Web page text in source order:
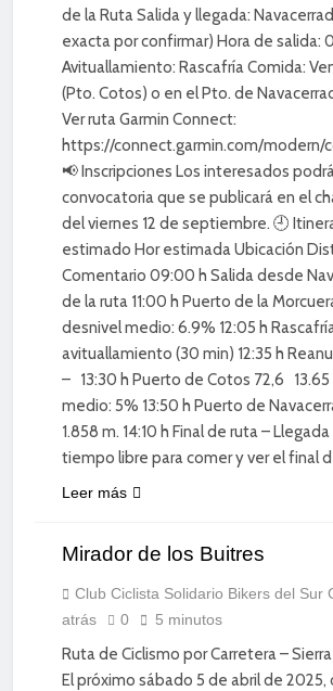
de la Ruta Salida y llegada:
exacta por confirmar) Hora de salida:
Avituallamiento: Rascafría Comida:
(Pto. Cotos) o en el Pto. de
Ver ruta Garmin Connect:
https://connect.garmin.com/modern/
📢 Inscripciones Los interesados
convocatoria que se publicará en el
del viernes 12 de septiembre. 🕘
estimado Hor estimada Ubicación
Comentario 09:00 h Salida desde
de la ruta 11:00 h Puerto de la
desnivel medio: 6.9% 12:05 h
avituallamiento (30 min) 12:35 h
– 13:30 h Puerto de Cotos 72,6
medio: 5% 13:50 h Puerto de
1.858 m. 14:10 h Final de ruta –
tiempo libre para comer y ver el final
Leer más
CARRETERA
DIVERSIÓN
ENTRENAMIENTO
Mirador de los Buitres
Club Ciclista Solidario Bikers del Sur
atrás
0 5 minutos
Ruta de Ciclismo por Carretera –
El próximo sábado 5 de abril de 2025,